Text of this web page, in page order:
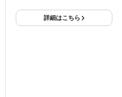
詳細はこちら